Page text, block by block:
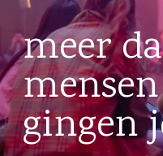
meer
mensen
gingen